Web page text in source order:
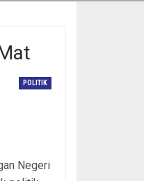
POLITIK
Negeri